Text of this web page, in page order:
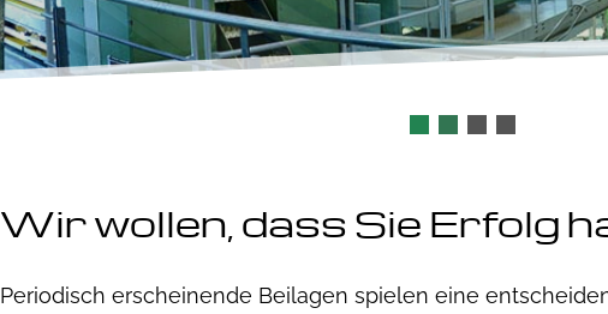
Wir wollen, dass Sie Erfolg
Periodisch erscheinende Beilagen spielen eine